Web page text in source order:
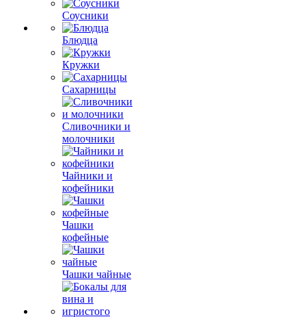
Соусники
Блюдца
Кружки
Сахарницы
Сливочники и
молочники
Чайники и
кофейники
Чашки
кофейные
Чашки чайные